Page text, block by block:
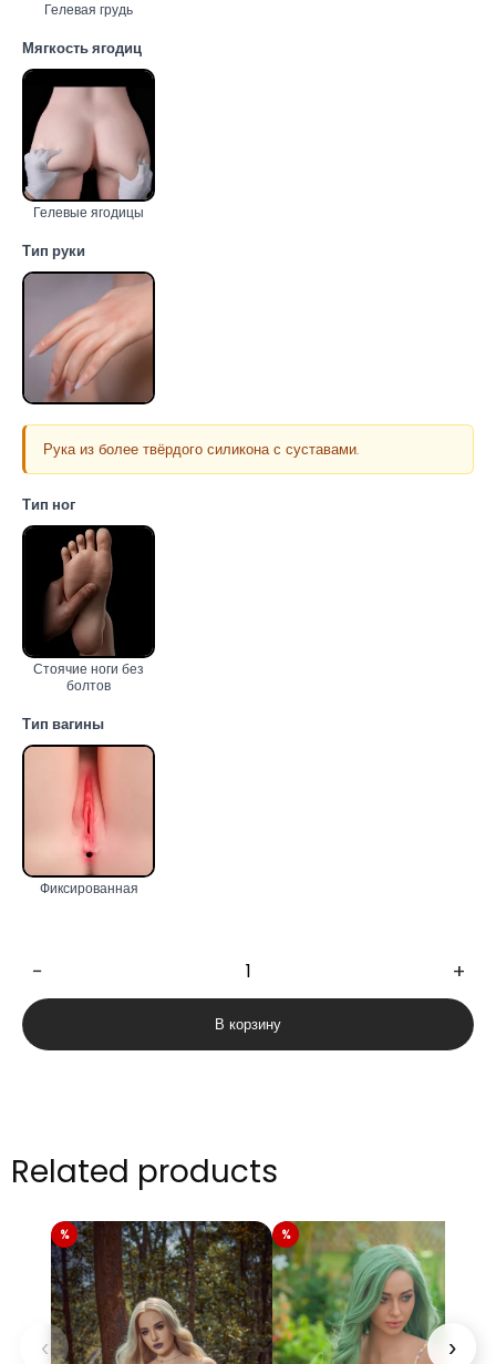
Гелевая грудь
Мягкость ягодиц
Гелевые ягодицы
Тип руки
Рука из более твёрдого силикона с суставами.
Тип ног
Стоячие ноги без
болтов
Тип вагины
Фиксированная
товара
Suki
− +
В корзину
Related products
‹ ›